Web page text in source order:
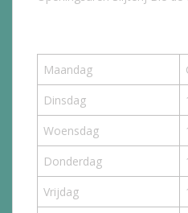
Maandag
Dinsdag
Woensdag
Donderdag
Vrijdag